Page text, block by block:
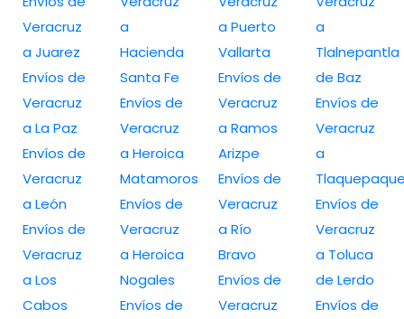
Veracruz
a Juarez
Envíos de
Veracruz
a La Paz
Envíos de
Veracruz
a León
Envíos de
Veracruz
a Los
Cabos
a
Hacienda
Santa Fe
Envíos de
Veracruz
a Heroica
Matamoros
Envíos de
Veracruz
a Heroica
Nogales
Envíos de
a Puerto
Vallarta
Envíos de
Veracruz
a Ramos
Arizpe
Envíos de
Veracruz
a Río
Bravo
Envíos de
Veracruz
a
Tlalnepantla
de Baz
Envíos de
Veracruz
a
Envíos de
Veracruz
a Toluca
de Lerdo
Envíos de